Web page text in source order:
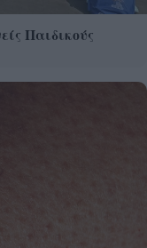
Παιδικούς